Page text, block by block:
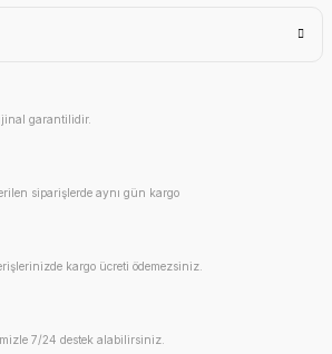
garantilidir.
siparişlerde aynı gün kargo
kargo ücreti ödemezsiniz.
7/24 destek alabilirsiniz.